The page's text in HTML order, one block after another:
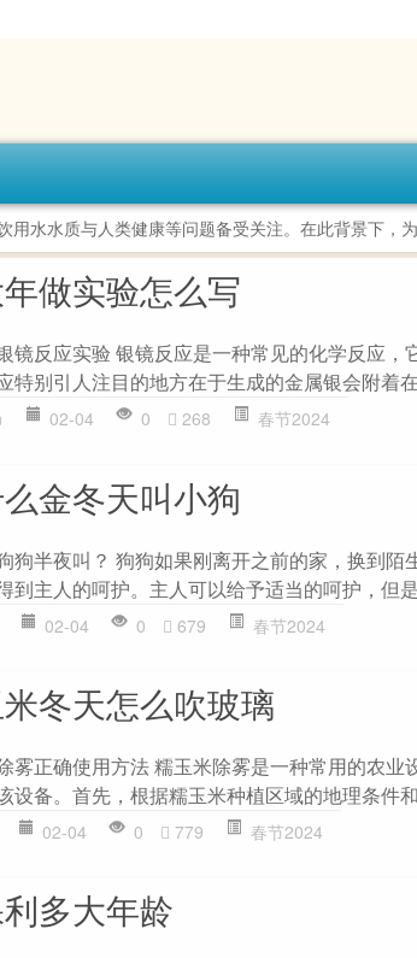
用水水质与人类健康等问题备受关注。在此背景下
做实验怎么写
镜反应实验 银镜反应是一种常见的化学反应，
特别引人注目的地方在于生成的金属银会附着
02-04 0 268 春节2024
金冬天叫小狗
狗半夜叫？ 狗狗如果刚离开之前的家，换到
到主人的呵护。主人可以给予适当的呵护，但
02-04 0 679 春节2024
冬天怎么吹玻璃
雾正确使用方法 糯玉米除雾是一种常用的农
设备。首先，根据糯玉米种植区域的地理条件
02-04 0 779 春节2024
多大年龄